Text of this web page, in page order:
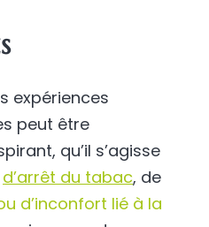
expériences
peut être
qu’il s’agisse
d’arrêt du tabac, de
d’inconfort lié à la